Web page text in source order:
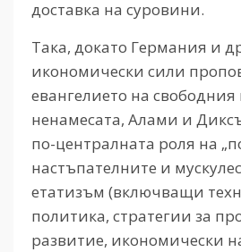
доставка на суровини.
Така, докато Германия и
икономически сили
евангелието на свободния
ненамесата, Алами и
по-централната роля на
настъпателните и
етатизъм (включващи
политика, стратегии за
развитие, икономически